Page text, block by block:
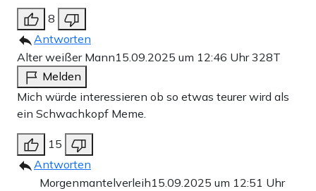
8
Antworten
Alter weißer Mann15.09.2025 um 12:46 Uhr328T
Melden
Mich würde interessieren ob so etwas teurer wird als
ein Schwachkopf Meme.
15
Antworten
Morgenmantelverleih15.09.2025 um 12:51 Uhr